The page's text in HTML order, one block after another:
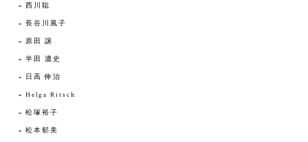
西川聡
長谷川風子
原田 譲
半田 濃史
日高 伸治
Helga Ritsch
松塚裕子
松本郁美